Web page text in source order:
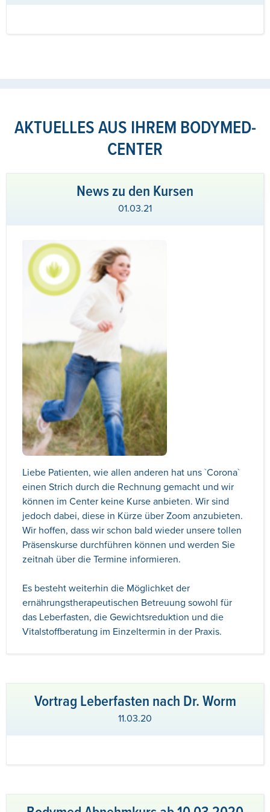
AKTUELLES AUS IHREM BODYMED-
CENTER
News zu den Kursen
01.03.21
Liebe Patienten, wie allen anderen hat uns `Corona`
einen Strich durch die Rechnung gemacht und wir
können im Center keine Kurse anbieten. Wir sind
jedoch dabei, diese in Kürze über Zoom anzubieten.
Wir hoffen, dass wir schon bald wieder unsere tollen
Präsenskurse durchführen können und werden Sie
zeitnah über die Termine informieren.
Es besteht weiterhin die Möglichket der
ernährungstherapeutischen Betreuung sowohl für
das Leberfasten, die Gewichtsreduktion und die
Vitalstoffberatung im Einzeltermin in der Praxis.
Vortrag Leberfasten nach Dr. Worm
11.03.20